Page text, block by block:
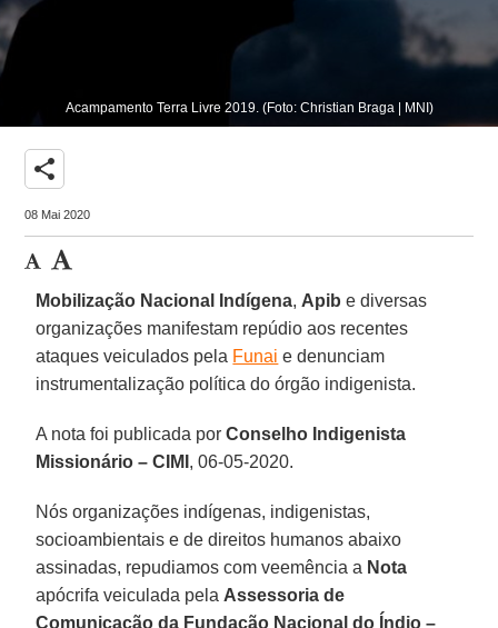
Acampamento Terra Livre 2019. (Foto: Christian Braga | MNI)
share
08 Mai 2020
Mobilização Nacional Indígena, Apib e diversas
organizações manifestam repúdio aos recentes
ataques veiculados pela Funai e denunciam
instrumentalização política do órgão indigenista.
A nota foi publicada porConselho Indigenista
Missionário – CIMI , 06-05-2020.
Nós organizações indígenas, indigenistas,
socioambientais e de direitos humanos abaixo
assinadas, repudiamos com veemência a Nota
apócrifa veiculada pela Assessoria de
Comunicação da Fundação Nacional do Índio –